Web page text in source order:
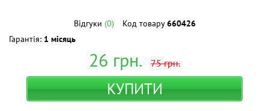
Відгуки (0) Код товару660426
Гарантія: 1 місяць
26 грн. 75грн.
КУПИТИ